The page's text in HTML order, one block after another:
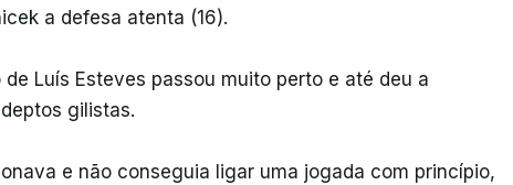
a defesa atenta (16).
Luís Esteves passou muito perto e até deu a
gilistas.
e não conseguia ligar uma jogada com princípio,